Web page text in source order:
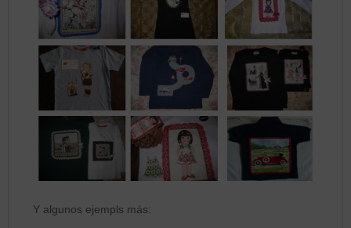
Y algunos ejempls más: